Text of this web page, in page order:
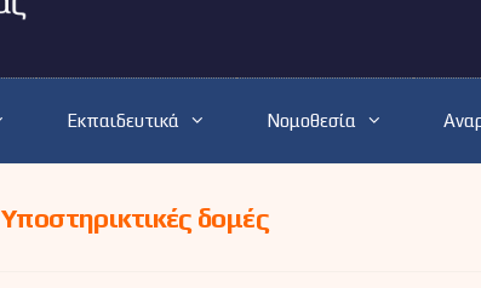
Εκπαιδευτικά Νομοθεσία
Υποστηρικτικές δομές